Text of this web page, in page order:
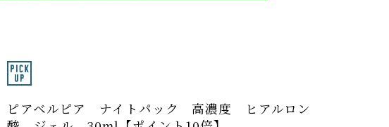
ピアベルピア ナイトパック 高濃度 ヒアルロン